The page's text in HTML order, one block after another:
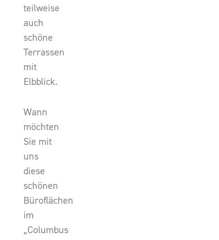
teilweise
auch
schöne
Terrassen
mit
Elbblick.
Wann
möchten
Sie mit
uns
diese
schönen
Büroflächen
im
„Columbus